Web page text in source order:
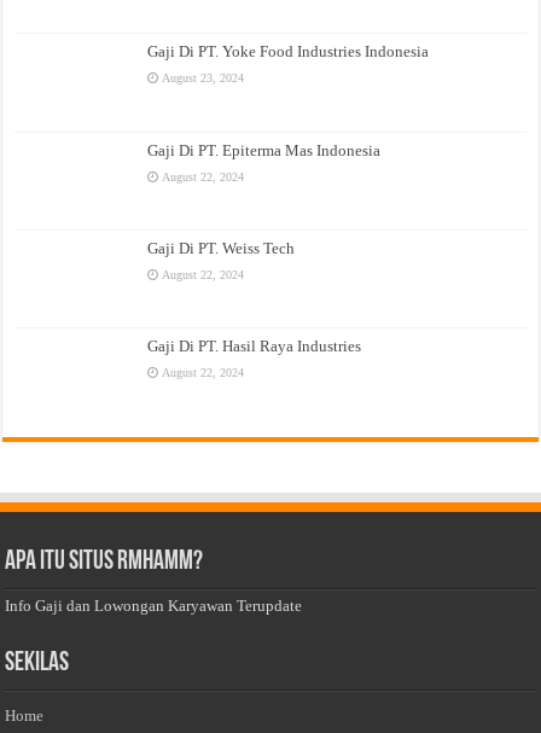
Gaji Di PT. Yoke Food Industries Indonesia
August 23, 2024
Gaji Di PT. Epiterma Mas Indonesia
August 22, 2024
Gaji Di PT. Weiss Tech
August 22, 2024
Gaji Di PT. Hasil Raya Industries
August 22, 2024
Apa Itu Situs Rmhamm?
Info Gaji dan Lowongan Karyawan Terupdate
Sekilas
Home